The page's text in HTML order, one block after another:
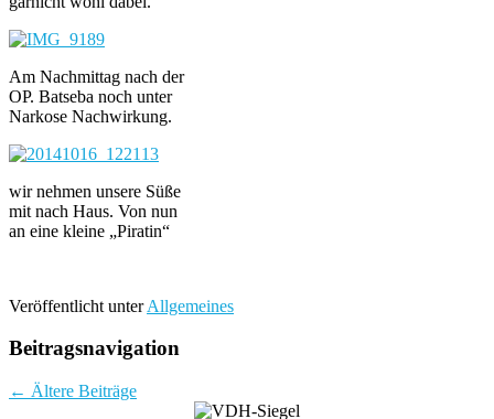
Am Nachmittag nach der
OP. Batseba noch unter
Narkose Nachwirkung.
wir nehmen unsere Süße
mit nach Haus. Von nun
an eine kleine „Piratin“
Veröffentlicht unter Allgemeines
Beitragsnavigation
← Ältere Beiträge